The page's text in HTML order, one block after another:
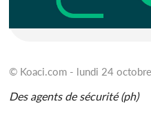
© Koaci.com - lundi 24
Des agents de sécurité (ph)